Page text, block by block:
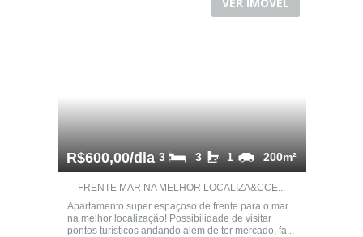
R$600,00/dia 200m²
1
3
3
FRENTE MAR NA MELHOR LOCALIZA&CCE...
Apartamento super espaçoso de frente para o mar
na melhor localização! Possibilidade de visitar
pontos turísticos andando além de ter mercado, fa...